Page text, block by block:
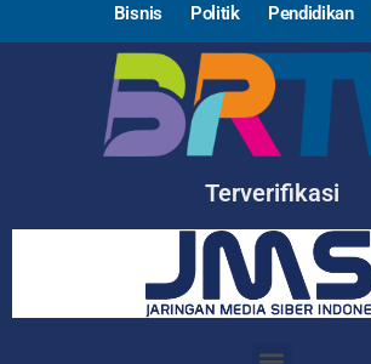
Bisnis
Politik Pendidikan
Terverifikasi